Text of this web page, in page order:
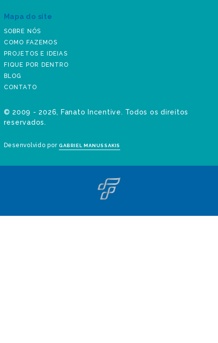
Mapa do site
SOBRE NÓS
COMO FAZEMOS
PROJETOS E IDEIAS
FIQUE POR DENTRO
BLOG
CONTATO
© 2009 - 2026, Fanato Incentive. Todos os direitos
reservados.
Desenvolvido porGABRIEL MANUSSAKIS